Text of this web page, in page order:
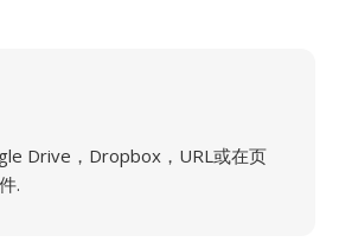
Drive，Dropbox，URL或在页
.